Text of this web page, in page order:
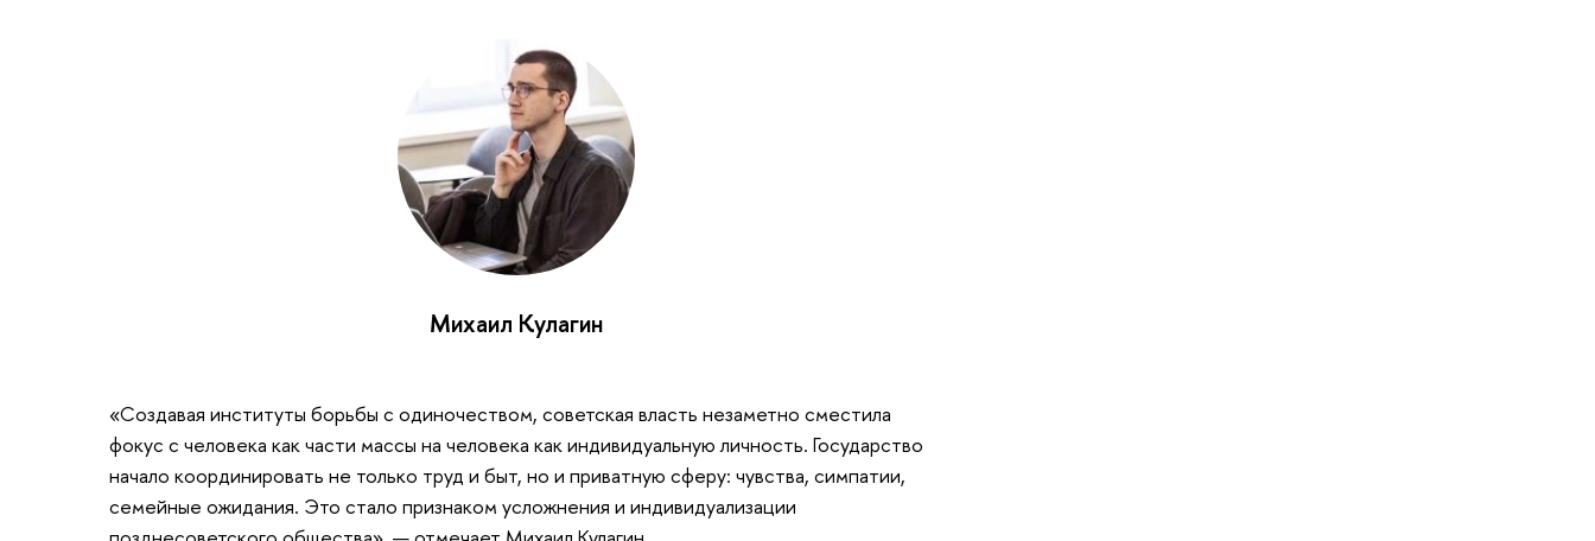
Михаил Кулагин
«Создавая институты борьбы с одиночеством, советская власть незаметно сместила
фокус с человека как части массы на человека как индивидуальную личность. Государство
начало координировать не только труд и быт, но и приватную сферу: чувства, симпатии,
семейные ожидания. Это стало признаком усложнения и индивидуализации